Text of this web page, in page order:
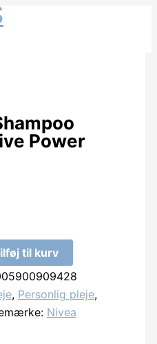
Power
til kurv
, Personlig pleje,
Nivea